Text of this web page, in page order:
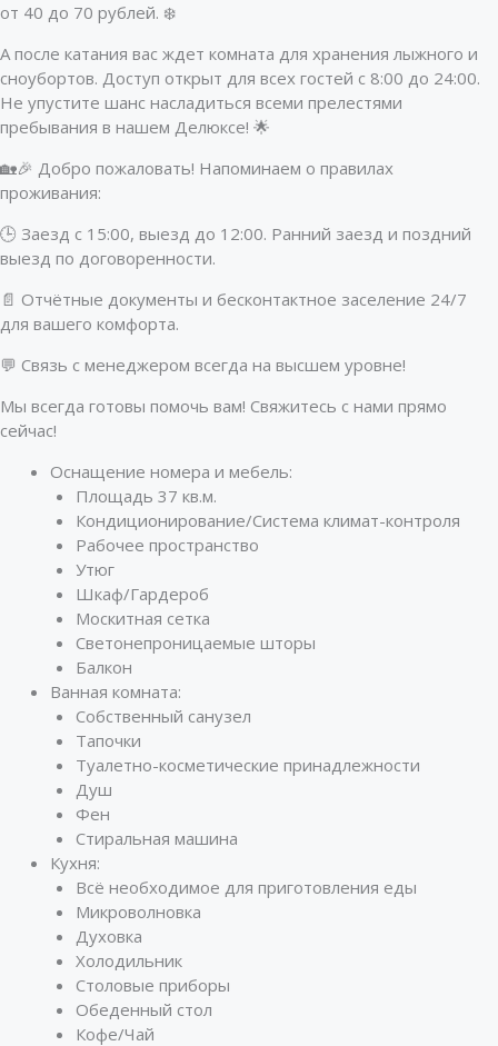
от 40 до 70 рублей. ❄️
А после катания вас ждет комната для хранения лыжного и
сноубортов. Доступ открыт для всех гостей с 8:00 до 24:00.
Не упустите шанс насладиться всеми прелестями
пребывания в нашем Делюксе! 🌟
🏡🎉 Добро пожаловать! Напоминаем о правилах
проживания:
🕒 Заезд с 15:00, выезд до 12:00. Ранний заезд и поздний
выезд по договоренности.
📄 Отчётные документы и бесконтактное заселение 24/7
для вашего комфорта.
💬 Связь с менеджером всегда на высшем уровне!
Мы всегда готовы помочь вам! Свяжитесь с нами прямо
сейчас!
Оснащение номера и мебель:
Площадь 37 кв.м.
Кондиционирование/Система климат-контроля
Рабочее пространство
Утюг
Шкаф/Гардероб
Москитная сетка
Светонепроницаемые шторы
Балкон
Ванная комната:
Собственный санузел
Тапочки
Туалетно-косметические принадлежности
Душ
Фен
Стиральная машина
Кухня:
Всё необходимое для приготовления еды
Микроволновка
Духовка
Холодильник
Столовые приборы
Обеденный стол
Кофе/Чай